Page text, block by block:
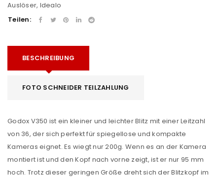
Auslöser, Idealo
Teilen:
BESCHREIBUNG
FOTO SCHNEIDER TEILZAHLUNG
Godox V350 ist ein kleiner und leichter Blitz mit einer Leitzahl
von 36, der sich perfekt für spiegellose und kompakte
Kameras eignet. Es wiegt nur 200g. Wenn es an der Kamera
montiert ist und den Kopf nach vorne zeigt, ist er nur 95 mm
hoch. Trotz dieser geringen Größe dreht sich der Blitzkopf im